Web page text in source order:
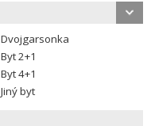
Dvojgarsonka
Byt 2+1
Byt 4+1
Jiný byt